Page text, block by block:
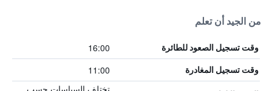
من الجيد أن تعلم
وقت تسجيل الصعود للطائرة 16:00
وقت تسجيل المغادرة 11:00
تختلف السياسات حسب